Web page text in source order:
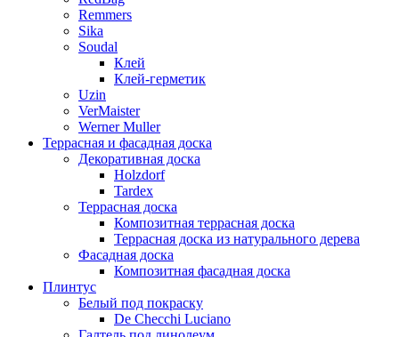
Remmers
Sika
Soudal
Клей
Клей-герметик
Uzin
VerMaister
Werner Muller
Террасная и фасадная доска
Декоративная доска
Holzdorf
Tardex
Террасная доска
Композитная террасная доска
Террасная доска из натурального дерева
Фасадная доска
Композитная фасадная доска
Плинтус
Белый под покраску
De Checchi Luciano